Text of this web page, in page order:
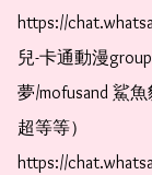
https://
兒-卡通動漫
夢/mofusand 鯊
超等等）
https://